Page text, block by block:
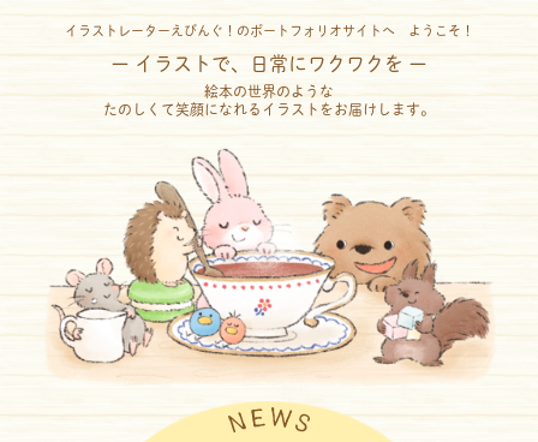
イラストレーターえびんぐ！のポートフォリオサイトへ ようこそ！
ー イラストで、日常にワクワクを ー
絵本の世界のような
たのしくて笑顔になれるイラストをお届けします。